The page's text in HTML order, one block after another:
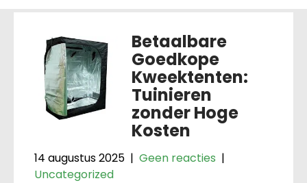
Betaalbare
Goedkope
Kweektenten:
Tuinieren
zonder Hoge
Kosten
14 augustus 2025 | Geen reacties |
Uncategorized